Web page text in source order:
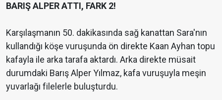
BARIŞ ALPER ATTI, FARK 2!
Karşılaşmanın 50. dakikasında sağ kanattan Sara'nın
kullandığı köşe vuruşunda ön direkte Kaan Ayhan topu
kafayla ile arka tarafa aktardı. Arka direkte müsait
durumdaki Barış Alper Yılmaz, kafa vuruşuyla meşin
yuvarlağı filelerle buluşturdu.